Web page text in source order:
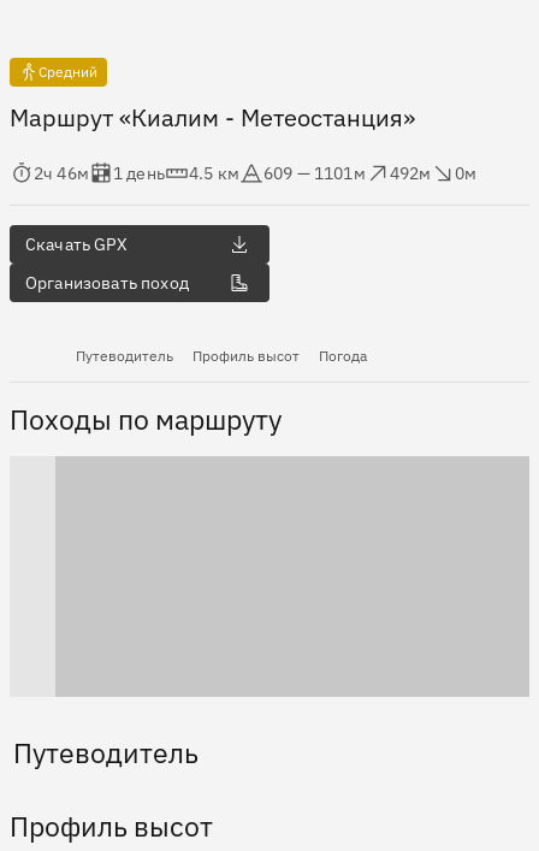
Средний
Маршрут «Киалим - Метеостанция»
в пути
2ч 46м
Оценка в днях
1 день
Дистанция
4.5 км
Абсолютная высота
609 — 1101м
Набор высоты
492м
Сброс высоты
0м
Скачать GPX
Организовать поход
Путеводитель Профиль высот Погода
Походы по маршруту
Путеводитель
Профиль высот